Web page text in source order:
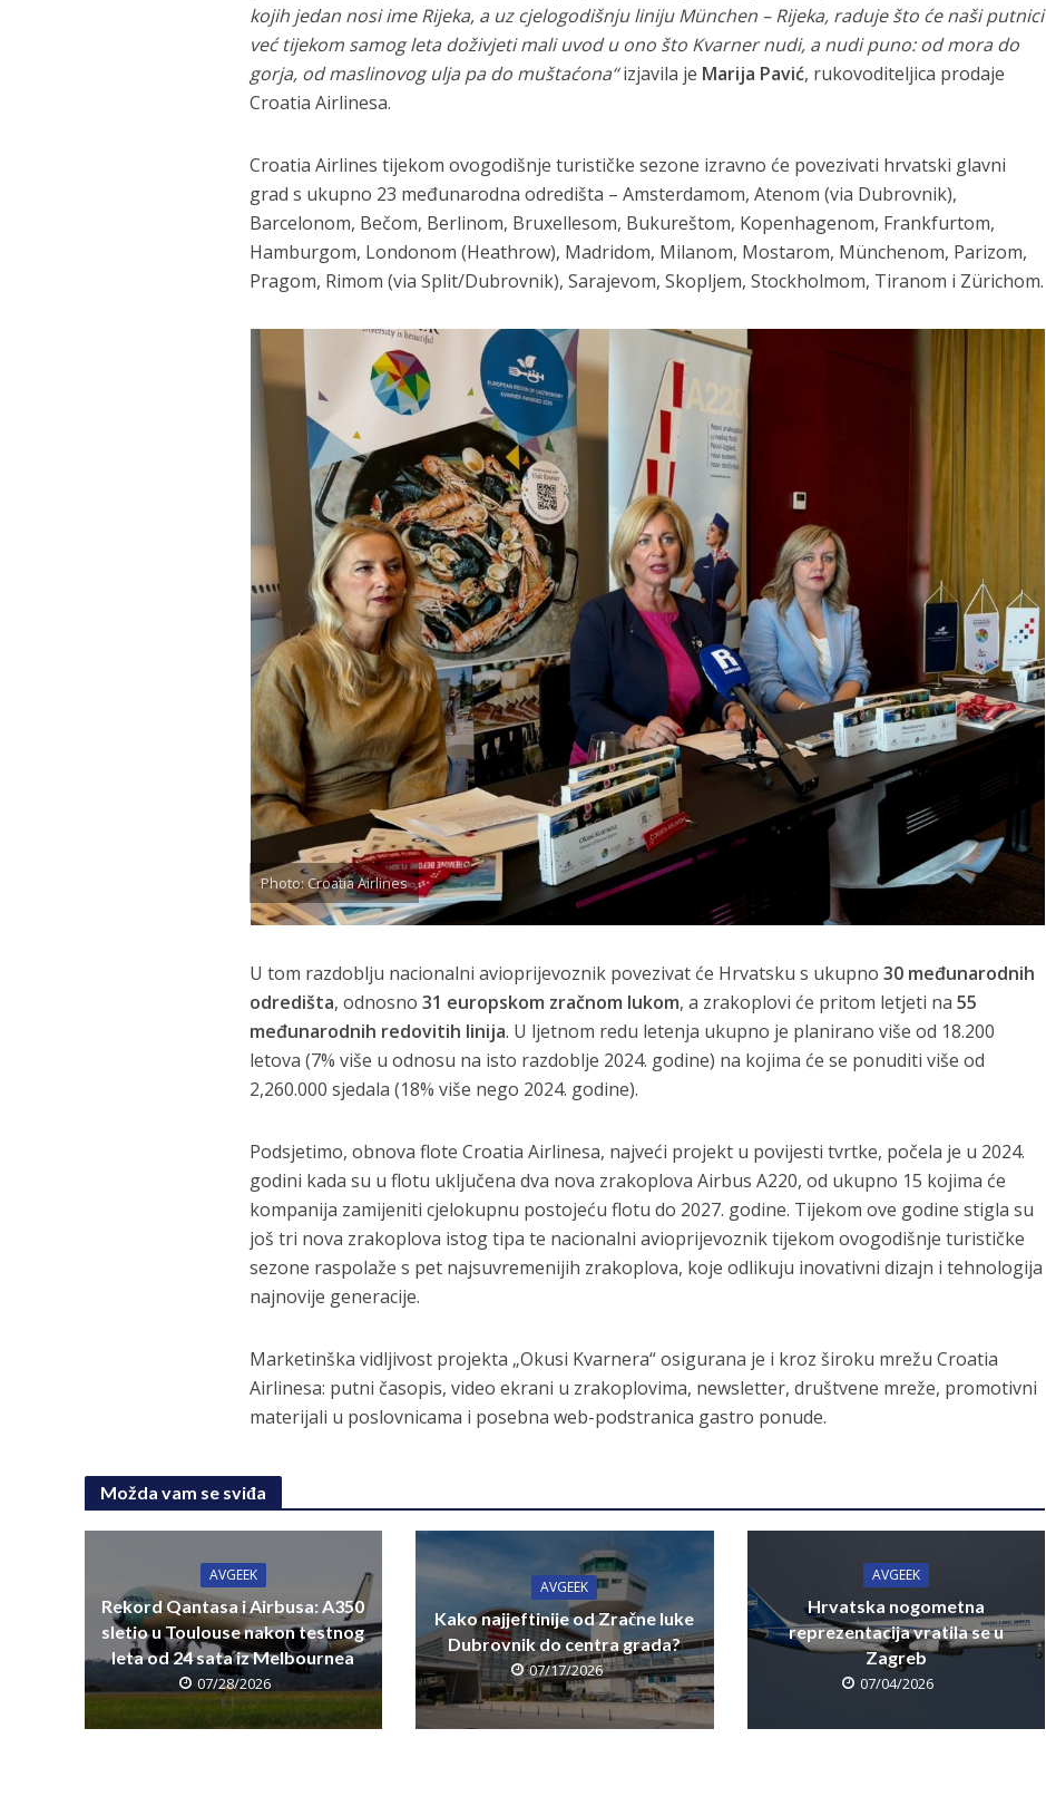
kojih jedan nosi ime Rijeka, a uz cjelogodišnju liniju München – Rijeka, raduje što će naši putnici
već tijekom samog leta doživjeti mali uvod u ono što Kvarner nudi, a nudi puno: od mora do
gorja, od maslinovog ulja pa do muštaćona“izjavila je Marija Pavić, rukovoditeljica prodaje
Croatia Airlinesa.
Croatia Airlines tijekom ovogodišnje turističke sezone izravno će povezivati hrvatski glavni
grad s ukupno 23 međunarodna odredišta – Amsterdamom, Atenom (via Dubrovnik),
Barcelonom, Bečom, Berlinom, Bruxellesom, Bukureštom, Kopenhagenom, Frankfurtom,
Hamburgom, Londonom (Heathrow), Madridom, Milanom, Mostarom, Münchenom, Parizom,
Pragom, Rimom (via Split/Dubrovnik), Sarajevom, Skopljem, Stockholmom, Tiranom i Zürichom.
Photo: Croatia Airlines
U tom razdoblju nacionalni avioprijevoznik povezivat će Hrvatsku s ukupno30 međunarodnih
odredišta, odnosno31 europskom zračnom lukom, a zrakoplovi će pritom letjeti na55
međunarodnih redovitih linija. U ljetnom redu letenja ukupno je planirano više od 18.200
letova (7% više u odnosu na isto razdoblje 2024. godine) na kojima će se ponuditi više od
2,260.000 sjedala (18% više nego 2024. godine).
Podsjetimo, obnova flote Croatia Airlinesa, najveći projekt u povijesti tvrtke, počela je u 2024.
godini kada su u flotu uključena dva nova zrakoplova Airbus A220, od ukupno 15 kojima će
kompanija zamijeniti cjelokupnu postojeću flotu do 2027. godine. Tijekom ove godine stigla su
još tri nova zrakoplova istog tipa te nacionalni avioprijevoznik tijekom ovogodišnje turističke
sezone raspolaže s pet najsuvremenijih zrakoplova, koje odlikuju inovativni dizajn i tehnologija
najnovije generacije.
Marketinška vidljivost projekta „Okusi Kvarnera“ osigurana je i kroz široku mrežu Croatia
Airlinesa: putni časopis, video ekrani u zrakoplovima, newsletter, društvene mreže, promotivni
materijali u poslovnicama i posebna web-podstranica gastro ponude.
Možda vam se sviđa
AVGEEK
Rekord Qantasa i Airbusa: A350
sletio u Toulouse nakon testnog
leta od 24 sata iz Melbournea
07/28/2026
AVGEEK
Kako najjeftinije od Zračne luke
Dubrovnik do centra grada?
07/17/2026
AVGEEK
Hrvatska nogometna
reprezentacija vratila se u
Zagreb
07/04/2026